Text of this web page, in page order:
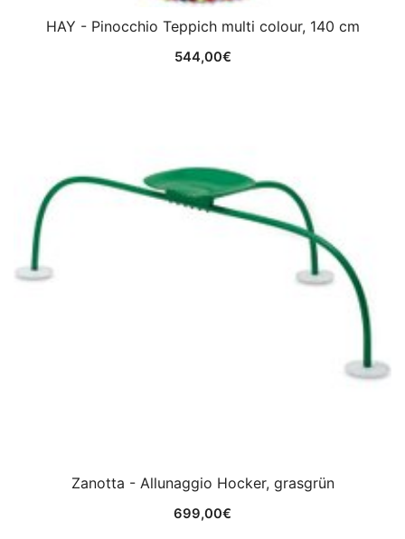
HAY - Pinocchio Teppich multi colour, 140 cm
544,00€
Zanotta - Allunaggio Hocker, grasgrün
699,00€